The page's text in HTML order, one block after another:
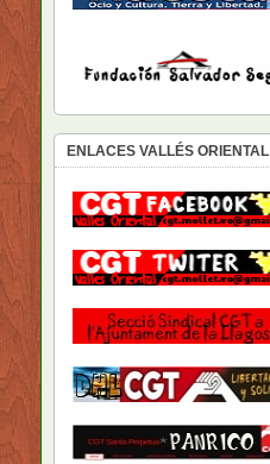
ENLACES VALLÉS ORIENTAL